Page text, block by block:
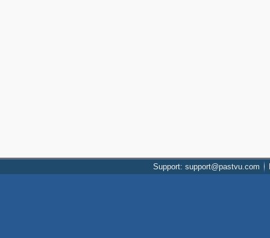
Support: support@pastvu.com